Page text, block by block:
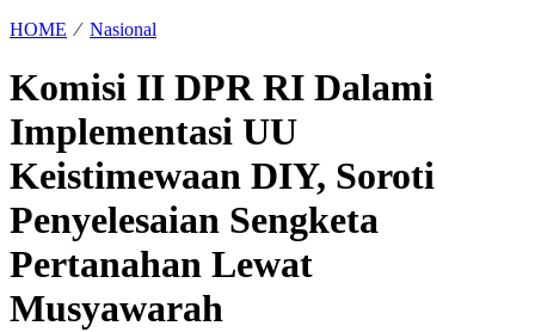
HOME ⁄ Nasional
Komisi II DPR RI Dalami
Implementasi UU
Keistimewaan DIY, Soroti
Penyelesaian Sengketa
Pertanahan Lewat
Musyawarah